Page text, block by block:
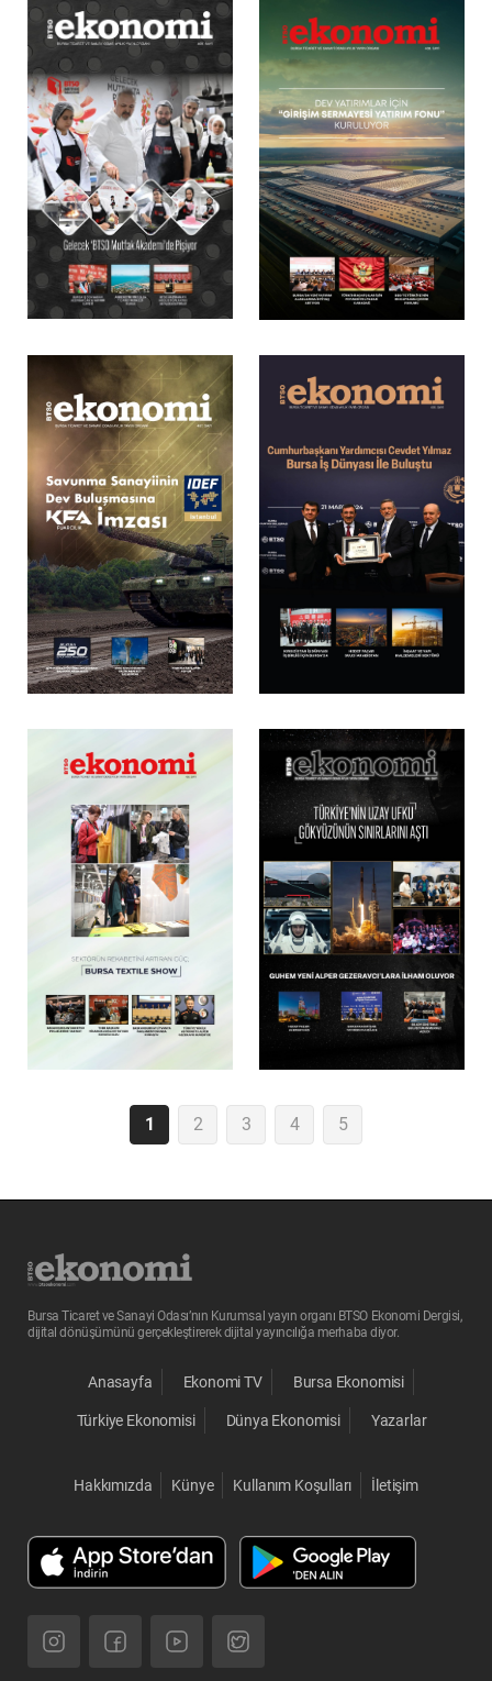
1 2 3 4 5
Bursa Ticaret ve Sanayi Odası’nın Kurumsal yayın organı BTSO Ekonomi Dergisi,
dijital dönüşümünü gerçekleştirerek dijital yayıncılığa merhaba diyor.
Anasayfa Ekonomi TV Bursa Ekonomisi
Türkiye Ekonomisi Dünya Ekonomisi Yazarlar
Hakkımızda Künye Kullanım Koşulları İletişim